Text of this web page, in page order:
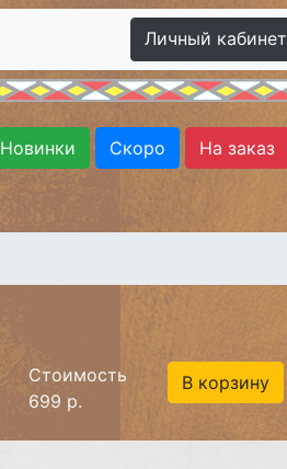
Личный кабинет
Новинки Скоро На заказ
Стоимость
699 р.
В корзину